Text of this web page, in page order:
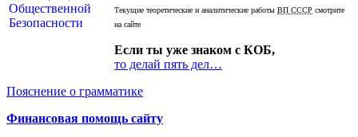
Текущие теоретические и аналитические работы ВП СССР смотрите
на сайте
Если ты уже знаком с КОБ,
то делай пять дел…
Пояснение о грамматике
Финансовая помощь сайту